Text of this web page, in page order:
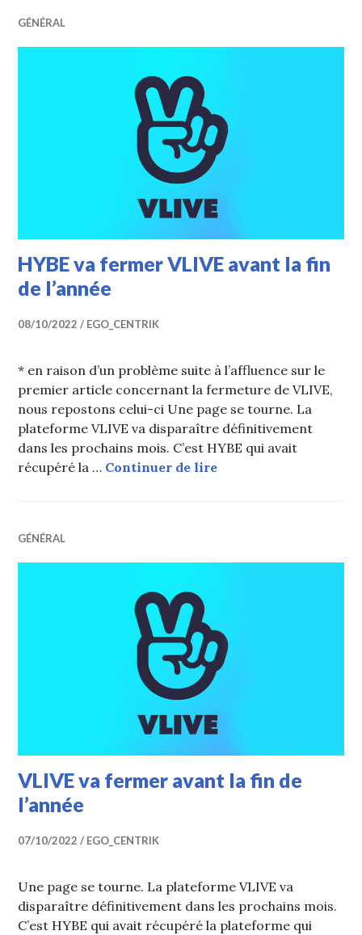
GÉNÉRAL
HYBE va fermer VLIVE avant la fin
de l’année
08/10/2022 EGO_CENTRIK
* en raison d’un problème suite à l’affluence sur le
premier article concernant la fermeture de VLIVE,
nous repostons celui-ci Une page se tourne. La
plateforme VLIVE va disparaître définitivement
dans les prochains mois. C’est HYBE qui avait
récupéré la … Continuer de lireHYBE va fermer
GÉNÉRAL
VLIVE va fermer avant la fin de
l’année
07/10/2022 EGO_CENTRIK
Une page se tourne. La plateforme VLIVE va
disparaître définitivement dans les prochains mois.
C’est HYBE qui avait récupéré la plateforme qui